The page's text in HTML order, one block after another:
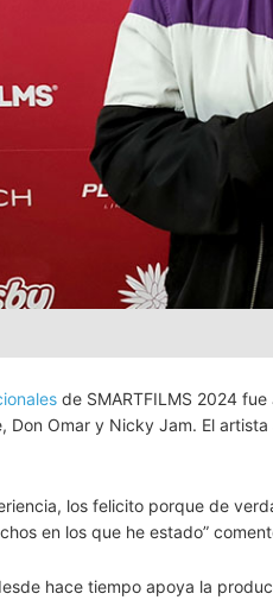
de SMARTFILMS 2024
Don Omar y Nicky Jam. El
los felicito porque de
en los que he estado”
hace tiempo apoya la